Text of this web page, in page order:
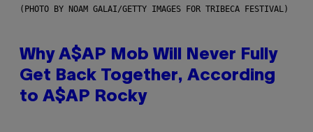
(PHOTO BY NOAM GALAI/GETTY IMAGES FOR TRIBECA FESTIVAL)
Why A$AP Mob Will Never Fully
Get Back Together, According
to A$AP Rocky